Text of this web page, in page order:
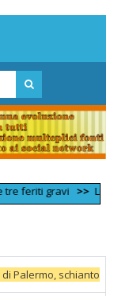
gravi >> Linea
Palermo, schianto